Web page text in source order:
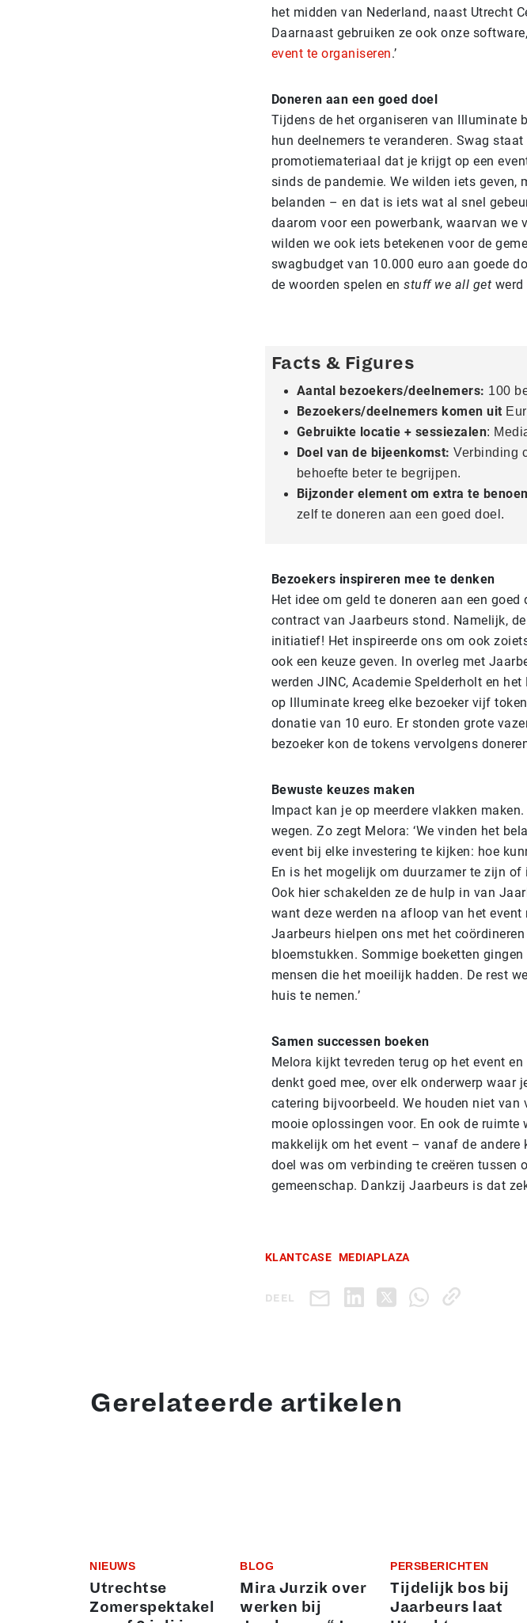
het midden van Nederland, naast Utrecht
Daarnaast gebruiken ze ook onze
event te organiseren.’
Doneren aan een goed doel
Tijdens de het organiseren van Illuminate
hun deelnemers te veranderen. Swag
promotiemateriaal dat je krijgt op een
sinds de pandemie. We wilden iets
belanden – en dat is iets wat al snel
daarom voor een powerbank, waarvan
wilden we ook iets betekenen voor de
swagbudget van 10.000 euro aan goede
de woorden spelen en stuff we all get werd
Facts & Figures
Aantal bezoekers/deelnemers: 100
Bezoekers/deelnemers komen uit
Gebruikte locatie + sessiezalen:
Doel van de bijeenkomst: Verbinding
behoefte beter te begrijpen.
Bijzonder element om extra te
zelf te doneren aan een goed doel.
Bezoekers inspireren mee te denken
Het idee om geld te doneren aan een
contract van Jaarbeurs stond. Namelijk,
initiatief! Het inspireerde ons om ook
ook een keuze geven. In overleg met
werden JINC, Academie Spelderholt en
op Illuminate kreeg elke bezoeker vijf
donatie van 10 euro. Er stonden grote
bezoeker kon de tokens vervolgens
Bewuste keuzes maken
Impact kan je op meerdere vlakken
wegen. Zo zegt Melora: ‘We vinden het
event bij elke investering te kijken: hoe
En is het mogelijk om duurzamer te zijn of
Ook hier schakelden ze de hulp in van
want deze werden na afloop van het event
Jaarbeurs hielpen ons met het
bloemstukken. Sommige boeketten
mensen die het moeilijk hadden. De rest
huis te nemen.’
Samen successen boeken
Melora kijkt tevreden terug op het event
denkt goed mee, over elk onderwerp waar
catering bijvoorbeeld. We houden niet
mooie oplossingen voor. En ook de
makkelijk om het event – vanaf de
doel was om verbinding te creëren tussen
gemeenschap. Dankzij Jaarbeurs is dat
KLANTCASE MEDIAPLAZA
DEEL
Gerelateerde artikelen
NIEUWS
Utrechtse
Zomerspektakel
BLOG
Mira Jurzik over
werken bij
PERSBERICHTEN
Tijdelijk bos bij
Jaarbeurs laat